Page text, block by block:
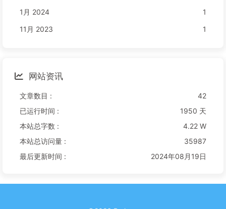
1月 2024
1
11月 2023
1
网站资讯
文章数目 :
42
已运行时间 :
1950 天
本站总字数 :
4.22 W
本站总访问量 :
35987
最后更新时间 :
2024年08月19日